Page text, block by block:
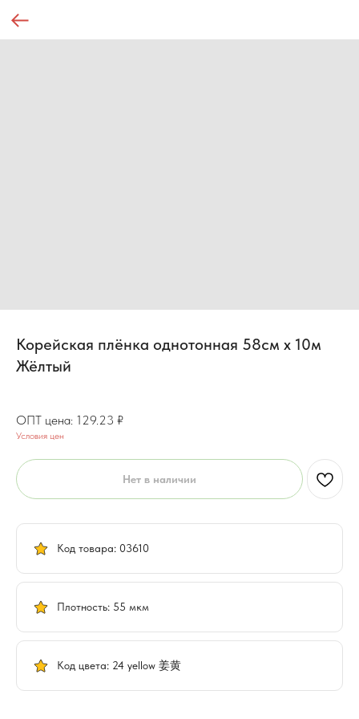
Корейская плёнка однотонная 58см х 10м
Жёлтый
129.23 ₽
Условия цен
Нет в наличии
Код товара: 03610
Плотность: 55 мкм
Код цвета: 24 yellow 姜黄